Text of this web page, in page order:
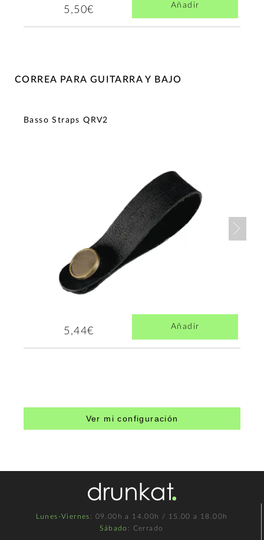
5,50€ Añadir
CORREA PARA GUITARRA Y BAJO
Basso Straps QRV2
5,44€ Añadir
Ver mi configuración
Lunes-Viernes : 09.00h a 14.00h / 15.00 a 18.00h
Sábado : Cerrado